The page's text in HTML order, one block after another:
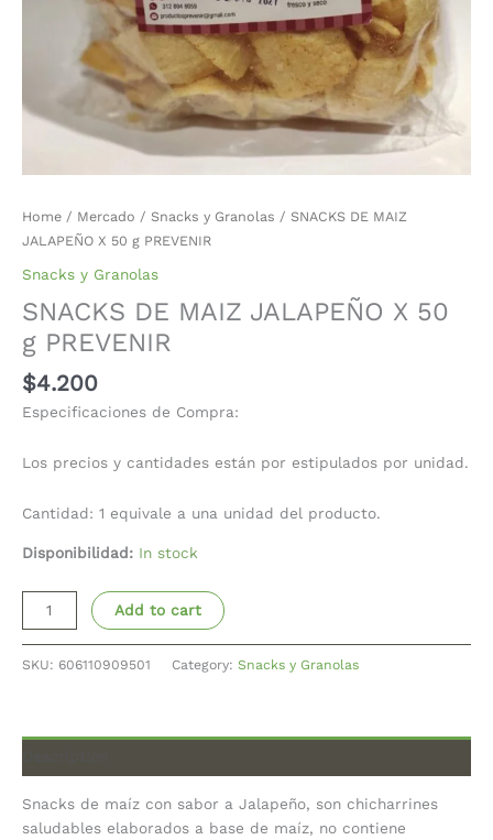
Home / Mercado / Snacks y Granolas / SNACKS DE MAIZ
JALAPEÑO X 50 g PREVENIR
Snacks y Granolas
SNACKS DE MAIZ JALAPEÑO X 50
g PREVENIR
$4.200
Especificaciones de Compra:
Los precios y cantidades están por estipulados por unidad.
Cantidad: 1 equivale a una unidad del producto.
Disponibilidad: In stock
Add to cart
SKU: 606110909501 Category: Snacks y Granolas
Snacks de maíz con sabor a Jalapeño, son chicharrines
saludables elaborados a base de maíz, no contiene